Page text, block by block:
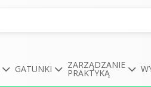
GATUNKI ZARZĄDZANIE
PRAKTYKĄ